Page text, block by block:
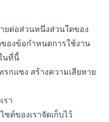
ยต่อส่วนหนึ่งส่วนใดของ
องข้อกำหนดการใช้งาน
นที่นี้
กแซง สร้างความเสียหาย
รา
ต์ของเราจัดเก็บไว้